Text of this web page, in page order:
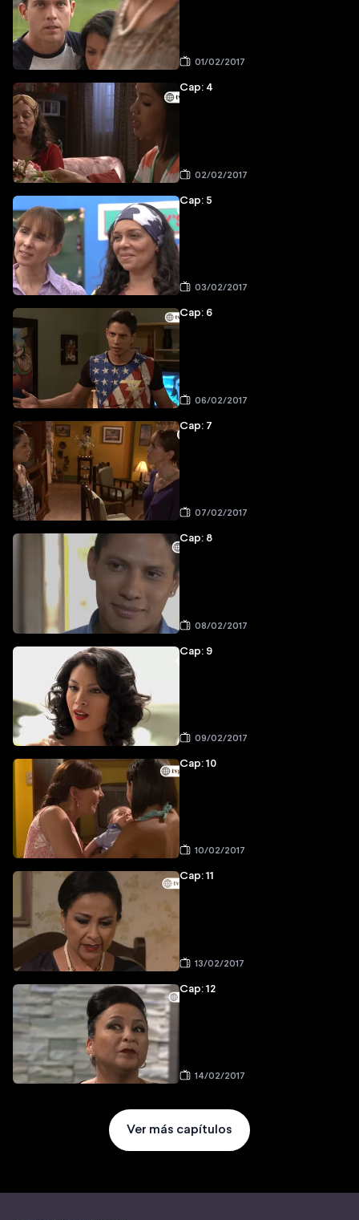
01/02/2017
Cap: 4
02/02/2017
Cap: 5
03/02/2017
Cap: 6
06/02/2017
Cap: 7
07/02/2017
Cap: 8
08/02/2017
Cap: 9
09/02/2017
Cap: 10
10/02/2017
Cap: 11
13/02/2017
Cap: 12
14/02/2017
Ver más capítulos